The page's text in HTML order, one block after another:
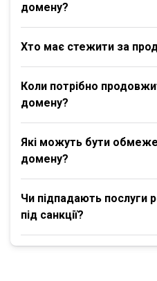
домену?
Хто має стежити за
Коли потрібно
домену?
Які можуть бути
домену?
Чи підпадають послуги
під санкції?